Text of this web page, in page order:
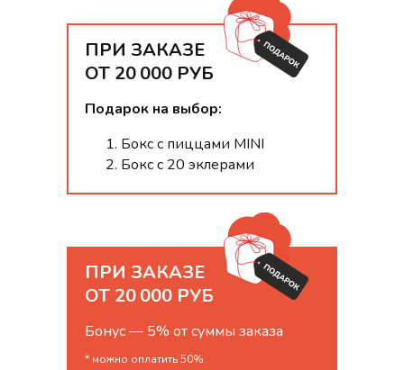
ПРИ ЗАКАЗЕ
ОТ 20 000 РУБ
Подарок на выбор:
Бокс с пиццами MINI
Бокс с 20 эклерами
ПРИ ЗАКАЗЕ
ОТ 20 000 РУБ
Бонус — 5% от суммы заказа
* можно оплатить 50%